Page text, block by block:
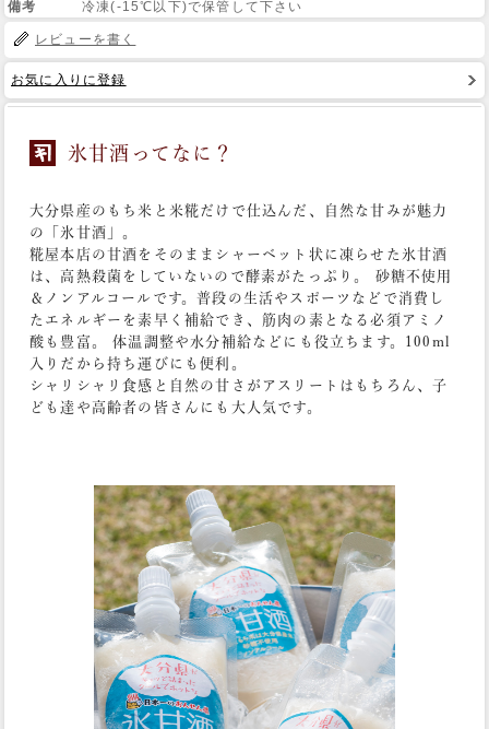
備考
冷凍(-15℃以下)で保管して下さい
レビューを書く
お気に入りに登録
氷甘酒ってなに？
大分県産のもち米と米糀だけで仕込んだ、自然な甘みが魅力
の「氷甘酒」。
糀屋本店の甘酒をそのままシャーベット状に凍らせた氷甘酒
は、高熱殺菌をしていないので酵素がたっぷり。 砂糖不使用
＆ノンアルコールです。普段の生活やスポーツなどで消費し
たエネルギーを素早く補給でき、筋肉の素となる必須アミノ
酸も豊富。 体温調整や水分補給などにも役立ちます。100ml
入りだから持ち運びにも便利。
シャリシャリ食感と自然の甘さがアスリートはもちろん、子
ども達や高齢者の皆さんにも大人気です。